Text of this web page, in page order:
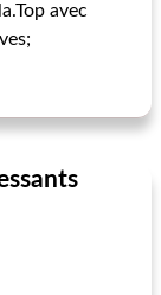
avec